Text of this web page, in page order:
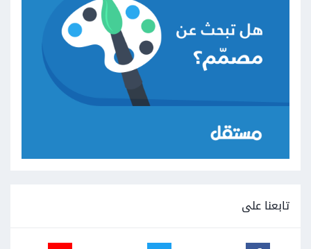
تابعنا على